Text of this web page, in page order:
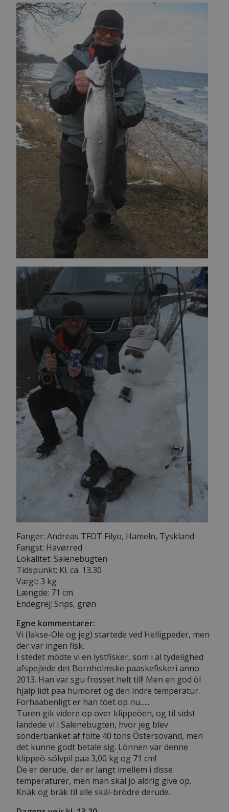
Fanger: Andreas TFOT Filyo, Hameln, Tyskland
Fangst: Havørred
Lokalitet: Salenebugten
Tidspunkt: Kl. ca. 13.30
Vægt: 3 kg
Længde: 71 cm
Endegrej: Snps, grøn
Egne kommentarer:
Vi (lakse-Ole og jeg) startede ved Helligpeder, men
der var ingen fisk.
I stedet mödte vi en lystfisker, som i al tydelighed
afspejlede det Bornholmske paaskefiskeri anno
2013. Han var sgu frosset helt til!! Men en god öl
hjalp lidt paa humöret og den indre temperatur.
Forhaabenligt er han töet op nu......
Turen gik videre op over klippeöen, og til sidst
landede vi i Salenebugten, hvor jeg blev
sönderbanket af fölte 40 tons Östersövand, men
det kunne godt betale sig. Lönnen var denne
klippeö-sölvpil paa 3,00 kg og 71 cm!
De er derude, der er langt imellem i disse
temperaturer, men man skal jo aldrig give op.
Knäk og bräk til alle skäl-brödre derude.